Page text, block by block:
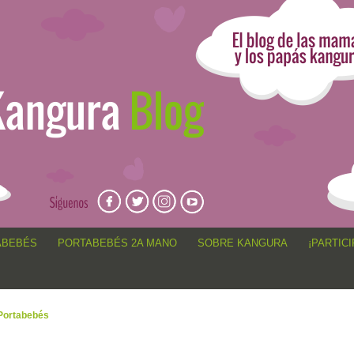
anécdotas de porteo, sorteos, concursos, artículos,
PORTABEBÉS 2A MANO SOBRE KANGURA